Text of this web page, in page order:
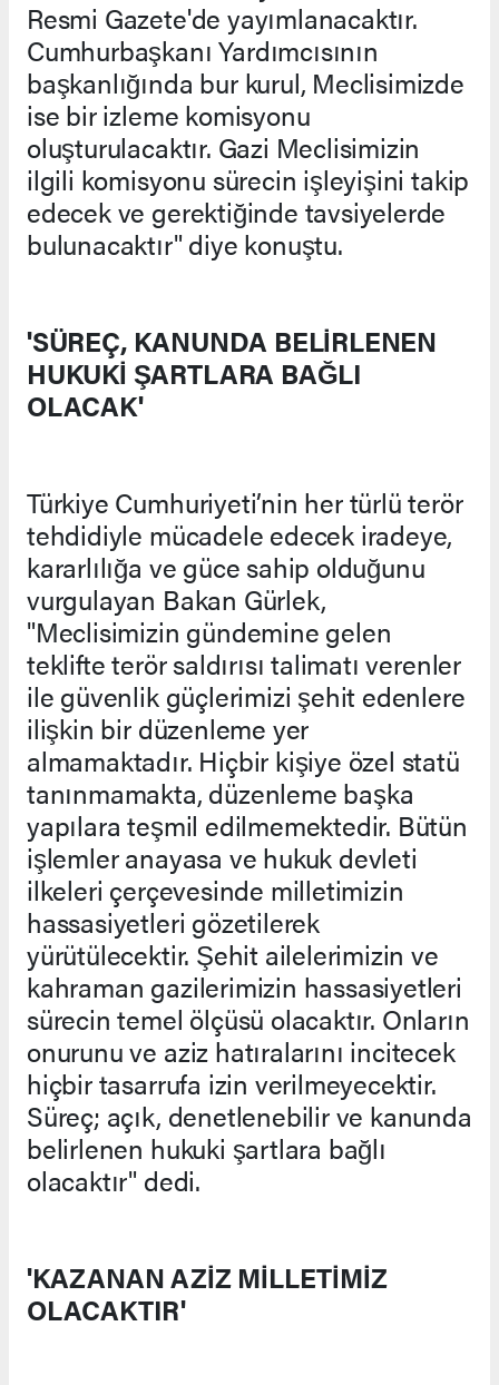
Resmi Gazete'de yayımlanacaktır.
Cumhurbaşkanı Yardımcısının
başkanlığında bur kurul, Meclisimizde
ise bir izleme komisyonu
oluşturulacaktır. Gazi Meclisimizin
ilgili komisyonu sürecin işleyişini takip
edecek ve gerektiğinde tavsiyelerde
bulunacaktır" diye konuştu.
'SÜREÇ, KANUNDA BELİRLENEN
HUKUKİ ŞARTLARA BAĞLI
OLACAK'
Türkiye Cumhuriyeti’nin her türlü terör
tehdidiyle mücadele edecek iradeye,
kararlılığa ve güce sahip olduğunu
vurgulayan Bakan Gürlek,
"Meclisimizin gündemine gelen
teklifte terör saldırısı talimatı verenler
ile güvenlik güçlerimizi şehit edenlere
ilişkin bir düzenleme yer
almamaktadır. Hiçbir kişiye özel statü
tanınmamakta, düzenleme başka
yapılara teşmil edilmemektedir. Bütün
işlemler anayasa ve hukuk devleti
ilkeleri çerçevesinde milletimizin
hassasiyetleri gözetilerek
yürütülecektir. Şehit ailelerimizin ve
kahraman gazilerimizin hassasiyetleri
sürecin temel ölçüsü olacaktır. Onların
onurunu ve aziz hatıralarını incitecek
hiçbir tasarrufa izin verilmeyecektir.
Süreç; açık, denetlenebilir ve kanunda
belirlenen hukuki şartlara bağlı
olacaktır" dedi.
'KAZANAN AZİZ MİLLETİMİZ
OLACAKTIR'